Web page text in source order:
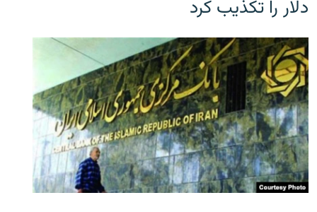
دلار را تکذیب کرد